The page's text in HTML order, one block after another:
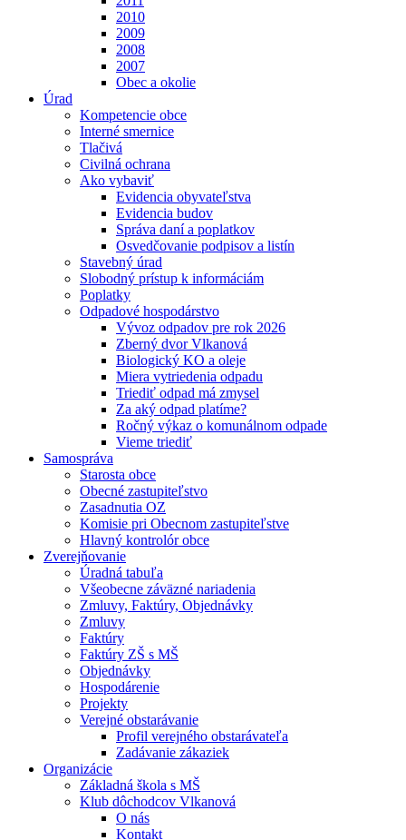
2010
2009
2008
2007
Obec a okolie
Úrad
Kompetencie obce
Interné smernice
Tlačivá
Civilná ochrana
Ako vybaviť
Evidencia obyvateľstva
Evidencia budov
Správa daní a poplatkov
Osvedčovanie podpisov a listín
Stavebný úrad
Slobodný prístup k informáciám
Poplatky
Odpadové hospodárstvo
Vývoz odpadov pre rok 2026
Zberný dvor Vlkanová
Biologický KO a oleje
Miera vytriedenia odpadu
Triediť odpad má zmysel
Za aký odpad platíme?
Ročný výkaz o komunálnom odpade
Vieme triediť
Samospráva
Starosta obce
Obecné zastupiteľstvo
Zasadnutia OZ
Komisie pri Obecnom zastupiteľstve
Hlavný kontrolór obce
Zverejňovanie
Úradná tabuľa
Všeobecne záväzné nariadenia
Zmluvy, Faktúry, Objednávky
Zmluvy
Faktúry
Faktúry ZŠ s MŠ
Objednávky
Hospodárenie
Projekty
Verejné obstarávanie
Profil verejného obstarávateľa
Zadávanie zákaziek
Organizácie
Základná škola s MŠ
Klub dôchodcov Vlkanová
O nás
Kontakt